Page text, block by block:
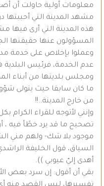
معلومات أولية حاولت أن
مشهد المدينة التي أحببتها
هذه المدينة التي أرى فيها
المسؤولون عنها حقيقتها
وعملوا بإخلاص على خدمة
عدم الخدمة، فرئيس البلدية
ومجلس بلديتها من أبناء
ما كان سابقا حيث يتولى
من خارج المدينة..!!
وإنني لأتوجه للقراء الكرام
تصحيح ما قد يرد خطًأ فيه ،
موجود بلا شك- ولهم مني
السياق، قول الخليفة
أهدى إليّ عيوبي )).
بقي أن أقول: إن سرد بعض